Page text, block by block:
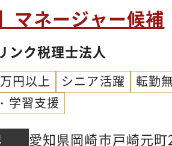
他（セミナーや異業
等の運営）※税務顧問
入力作業や記帳業務
ざいますが、ほとん
しております。事務
約半数が医療系とな
中で「一般事業部」
マネージャー候補
ンク税理士法人
円以上 シニア活躍
転勤
学習支援
愛知県岡崎市戸崎元